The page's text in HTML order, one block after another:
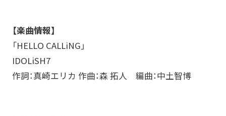
【楽曲情報】
「HELLO CALLiNG」
IDOLiSH7
作詞：真崎エリカ 作曲：森 拓人 編曲：中土智博